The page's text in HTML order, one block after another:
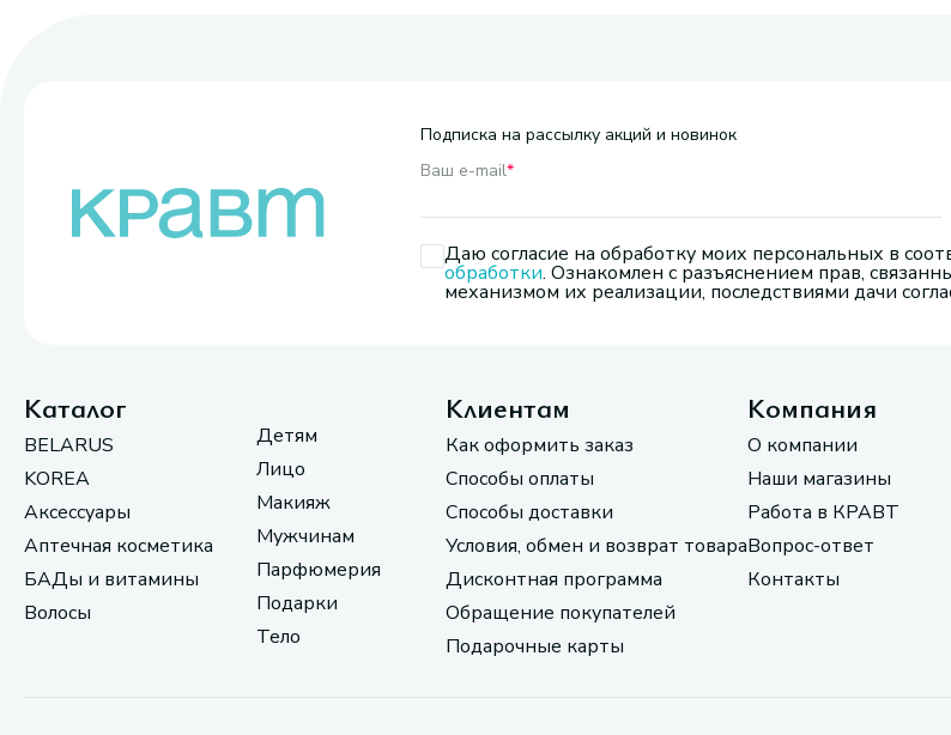
Подписка на рассылку акций и новинок
Ваш e-mail*
Даю согласие на обработку моих персональных в
обработки. Ознакомлен с разъяснением прав,
механизмом их реализации, последствиями дачи
Каталог
BELARUS
KOREA
Аксессуары
Аптечная косметика
БАДы и витамины
Волосы
Детям
Лицо
Макияж
Мужчинам
Парфюмерия
Подарки
Тело
Клиентам
Как оформить заказ
Способы оплаты
Способы доставки
Условия, обмен и возврат товара
Дисконтная программа
Обращение покупателей
Подарочные карты
Компания
О компании
Наши магазины
Работа в КРАВТ
Вопрос-ответ
Контакты